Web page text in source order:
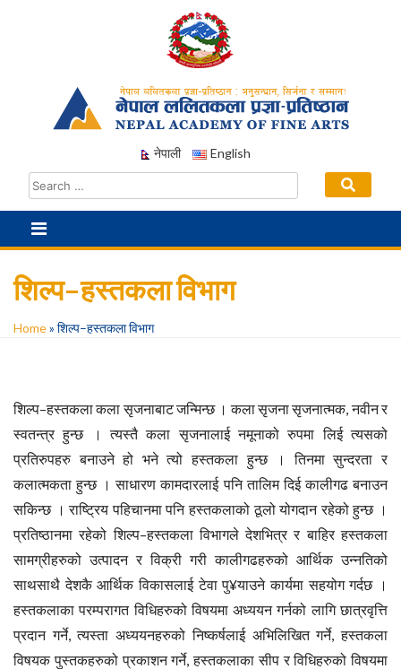
नेपाली English
शिल्प–हस्तकला विभाग
Home» शिल्प–हस्तकला विभाग
शिल्प–हस्तकला कला सृजनाबाट जन्मिन्छ । कला सृजना सृजनात्मक, नवीन र
स्वतन्त्र हुन्छ । त्यस्तै कला सृजनालाई नमूनाको रुपमा लिई त्यसको
प्रतिरुपहरु बनाउने हो भने त्यो हस्तकला हुन्छ । तिनमा सुन्दरता र
कलात्मकता हुन्छ । साधारण कामदारलाई पनि तालिम दिई कालीगढ बनाउन
सकिन्छ । राष्ट्रिय पहिचानमा पनि हस्तकलाको ठूलो योगदान रहेको हुन्छ ।
प्रतिष्ठानमा रहेको शिल्प–हस्तकला विभागले देशभित्र र बाहिर हस्तकला
सामग्रीहरुको उत्पादन र विक्री गरी कालीगढहरुको आर्थिक उन्नतिको
साथसाथै देशकै आर्थिक विकासलाई टेवा पु¥याउने कार्यमा सहयोग गर्दछ ।
हस्तकलाका परम्परागत विधिहरुको विषयमा अध्ययन गर्नको लागि छात्रवृत्ति
प्रदान गर्ने, त्यस्ता अध्ययनहरुको निष्कर्षलाई अभिलिखित गर्ने, हस्तकला
विषयक पुस्तकहरुको प्रकाशन गर्ने, हस्तकलाका सीप र विधिहरुको विषयमा